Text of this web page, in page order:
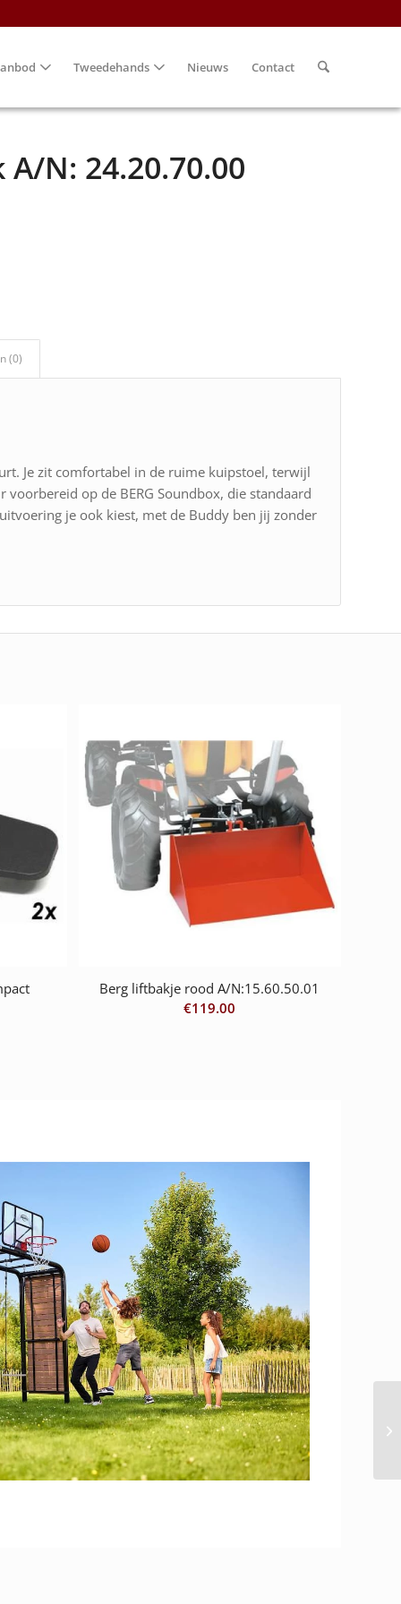
Tweedehands Nieuws Contact
N: 24.20.70.00
(0)
Je zit comfortabel in de ruime kuipstoel, terwijl
op de BERG Soundbox, die standaard
je ook kiest, met de Buddy ben jij zonder
Berg liftbakje rood A/N:15.60.50.01
€119.00